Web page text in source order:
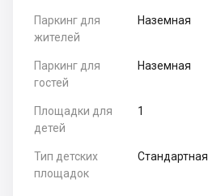
Паркинг для
жителей
Наземная
Паркинг для
гостей
Наземная
Площадки для
детей
1
Тип детских
площадок
Стандартная